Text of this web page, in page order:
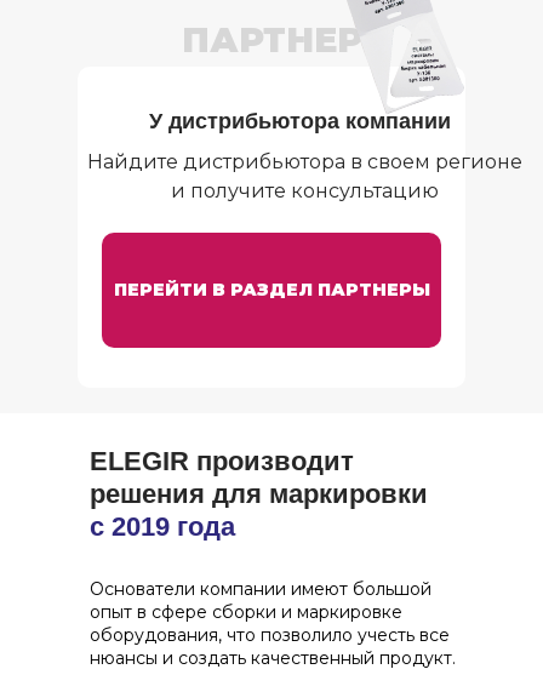
ПАРТНЕР
У дистрибьютора компании
Найдите дистрибьютора в своем регионе
и получите консультацию
ПЕРЕЙТИ В РАЗДЕЛ ПАРТНЕРЫ
ELEGIR производит
решения для маркировки
с 2019 года
Основатели компании имеют большой
опыт в сфере сборки и маркировке
оборудования, что позволило учесть все
нюансы и создать качественный продукт.